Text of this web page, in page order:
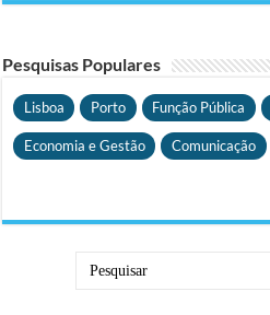
Pesquisas Populares
Lisboa Porto Função Pública
Economia e Gestão Comunicação